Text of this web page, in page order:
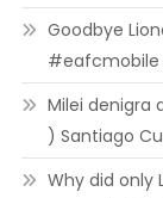
Goodbye
Milei denigra
) Santiago
Why did only